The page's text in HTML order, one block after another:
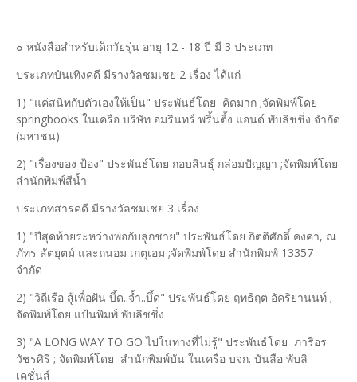
๐ หนังสือสำหรับเด็กวัยรุ่น อายุ 12 - 18 ปี มี 3 ประเภท
ประเภทบันเทิงคดี มีรางวัลชมเชย 2 เรื่อง ได้แก่
1) "แค่สนิทกับตัวเองให้เป็น" ประพันธ์โดย คิดมาก ;จัดพิมพ์โดย
springbooks ในเครือ บริษัท อมรินทร์ พริ้นติ้ง แอนด์ พับลิชชิ่ง จำกัด
(มหาชน)
2) "เรื่องของ ป้อง" ประพันธ์โดย กอบสินธุ์ กล่อมปัญญา ;จัดพิมพ์โดย
สำนักพิมพ์สีน้ำ
ประเภทสารคดี มีรางวัลชมเชย 3 เรื่อง
1) "ปีสุดท้ายระหว่างพ่อกับลูกชาย" ประพันธ์โดย กิตติศักดิ์ คงคา, ณ
ภัทร สัตยุตม์ และถนอม เกตุเอม ;จัดพิมพ์โดย สำนักพิมพ์ 13357
จำกัด
2) "วิถีเรือ สู้เพื่อฝัน บึ้ด..จ้ำ..บึ้ด" ประพันธ์โดย ฤทธิฤต อัคริยานนท์ ;
จัดพิมพ์โดย แป้นพิมพ์ พับลิชชิ่ง
3) "A LONG WAY TO GO ไปในทางที่ไม่รู้" ประพันธ์โดย ภาริอร
วัชรศิริ ; จัดพิมพ์โดย สำนักพิมพ์บัน ในเครือ บจก. บันลือ พับลิ
เคชั่นส์